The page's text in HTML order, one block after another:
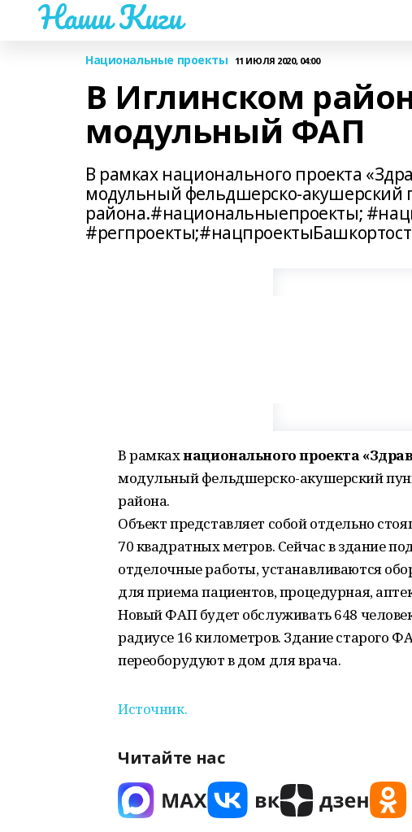
Наши Киги
Национальные проекты 11 ИЮЛЯ 2020, 04:00
В Иглинском
модульный ФАП
В рамках национального проекта
модульный фельдшерско-акушерский
района.#национальныепроекты;
В рамкахнационального проекта
модульный фельдшерско-акушерский
района.
Объект представляет собой отдельно
70 квадратных метров. Сейчас в здание
отделочные работы, устанавливаются
для приема пациентов, процедурная,
Новый ФАП будет обслуживать 648
радиусе 16 километров. Здание старого
переоборудуют в дом для врача.
Источник.
Читайте нас